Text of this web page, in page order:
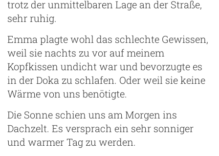
trotz der unmittelbaren Lage an der Straße,
sehr ruhig.
Emma plagte wohl das schlechte Gewissen,
weil sie nachts zu vor auf meinem
Kopfkissen undicht war und bevorzugte es
in der Doka zu schlafen. Oder weil sie keine
Wärme von uns benötigte.
Die Sonne schien uns am Morgen ins
Dachzelt. Es versprach ein sehr sonniger
und warmer Tag zu werden.